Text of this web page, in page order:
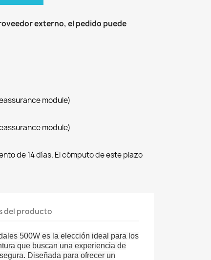
externo, el pedido puede
module)
module)
de 14 días. El cómputo de este plazo
del producto
500W es la elección ideal para los
que buscan una experiencia de
Diseñada para ofrecer un